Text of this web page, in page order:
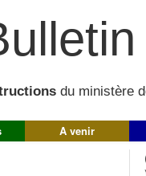
du ministère
A venir